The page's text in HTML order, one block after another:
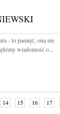
- to pamięć, ona nie
wiadomość o...
14 15 16 17